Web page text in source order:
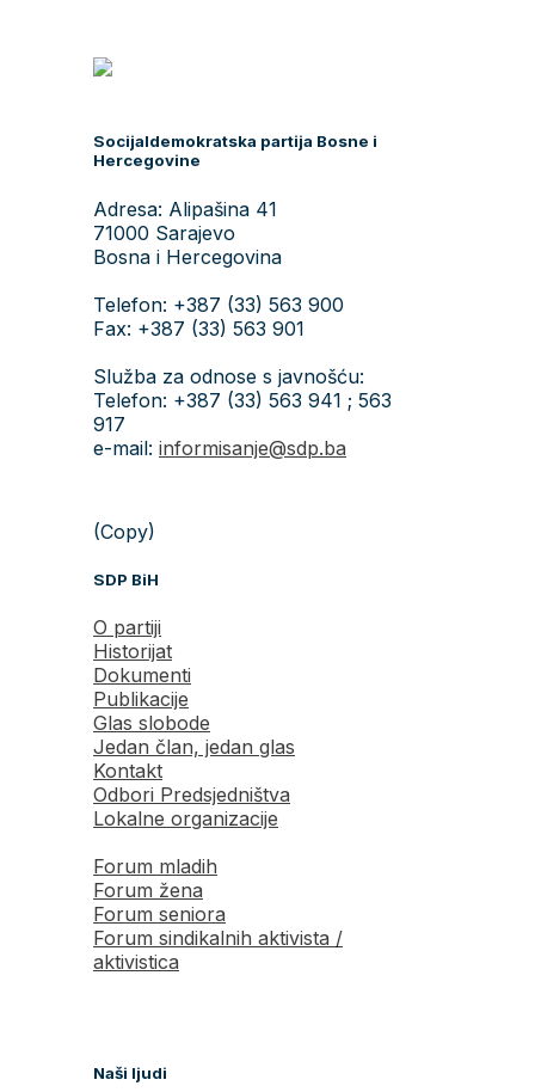
Socijaldemokratska partija Bosne i
Hercegovine
Adresa: Alipašina 41
71000 Sarajevo
Bosna i Hercegovina
Telefon: +387 (33) 563 900
Fax: +387 (33) 563 901
Služba za odnose s javnošću:
Telefon: +387 (33) 563 941 ; 563
917
e-mail: informisanje@sdp.ba
(Copy)
SDP BiH
O partiji
Historijat
Dokumenti
Publikacije
Glas slobode
Jedan član, jedan glas
Kontakt
Odbori Predsjedništva
Lokalne organizacije
Forum mladih
Forum žena
Forum seniora
Forum sindikalnih aktivista /
aktivistica
Naši ljudi